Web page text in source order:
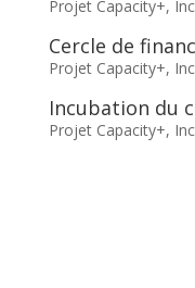
Projet Capacity+,
Cercle de
Projet Capacity+,
Incubation du
Projet Capacity+,